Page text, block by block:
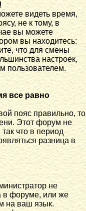
видеть время,
не к тому, в
вы можете
вы находитесь:
что для смены
настроек,
пользователем.
все равно
пояс правильно, то
Этот форум не
что в период
разница в
не
в форуме, или же
на ваш язык.